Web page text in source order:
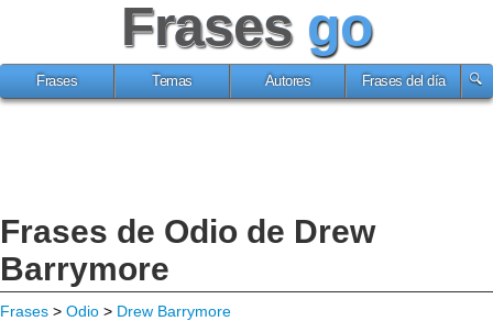
Frases go
Frases Temas Autores Frases del día
Frases de Odio de Drew
Barrymore
Frases > Odio > Drew Barrymore